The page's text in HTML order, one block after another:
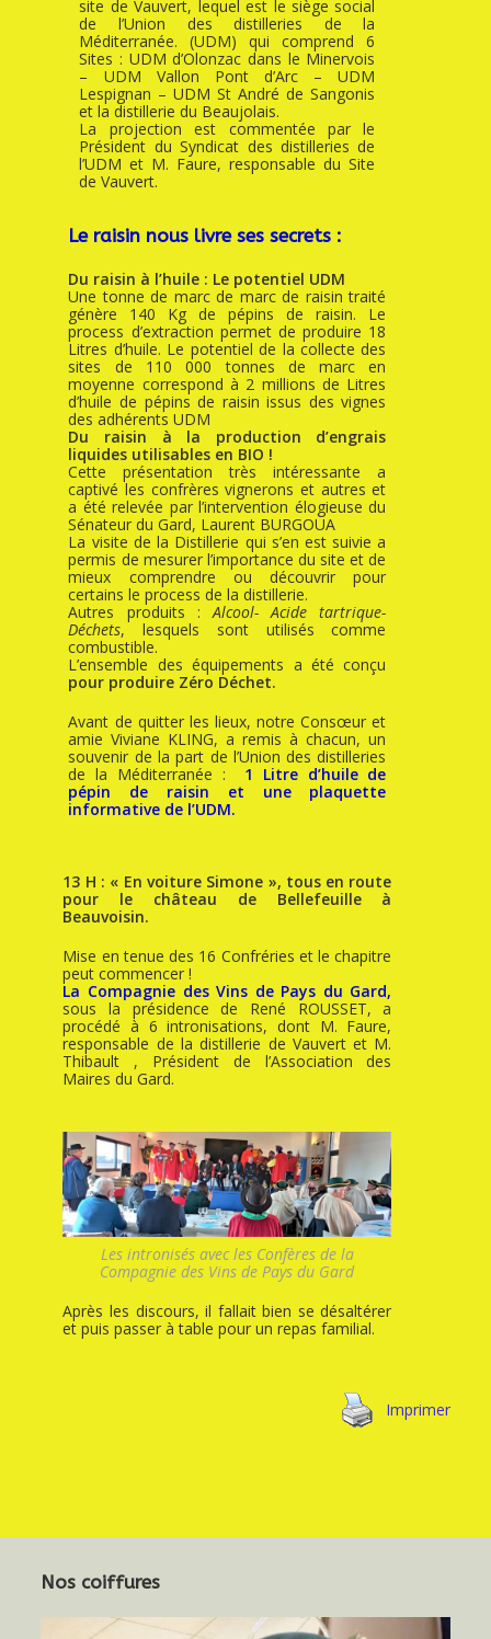
site de Vauvert, lequel est le siège social
de l’Union des distilleries de la
Méditerranée. (UDM) qui comprend 6
Sites : UDM d’Olonzac dans le Minervois
– UDM Vallon Pont d’Arc – UDM
Lespignan – UDM St André de Sangonis
et la distillerie du Beaujolais.
La projection est commentée par le
Président du Syndicat des distilleries de
l’UDM et M. Faure, responsable du Site
de Vauvert.
Le raisin nous livre ses secrets :
Du raisin à l’huile : Le potentiel UDM
Une tonne de marc de marc de raisin traité
génère 140 Kg de pépins de raisin. Le
process d’extraction permet de produire 18
Litres d’huile. Le potentiel de la collecte des
sites de 110 000 tonnes de marc en
moyenne correspond à 2 millions de Litres
d’huile de pépins de raisin issus des vignes
des adhérents UDM
Du raisin à la production d’engrais
liquides utilisables en BIO !
Cette présentation très intéressante a
captivé les confrères vignerons et autres et
a été relevée par l’intervention élogieuse du
Sénateur du Gard, Laurent BURGOUA
La visite de la Distillerie qui s’en est suivie a
permis de mesurer l’importance du site et de
mieux comprendre ou découvrir pour
certains le process de la distillerie.
Autres produits :Alcool- Acide tartrique-
Déchets, lesquels sont utilisés comme
combustible.
L’ensemble des équipements a été conçu
pour produire Zéro Déchet.
Avant de quitter les lieux, notre Consœur et
amie Viviane KLING, a remis à chacun, un
souvenir de la part de l’Union des distilleries
de la Méditerranée : 1 Litre d’huile de
pépin de raisin et une plaquette
informative de l’UDM.
13 H : « En voiture Simone », tous en route
pour le château de Bellefeuille à
Beauvoisin.
Mise en tenue des 16 Confréries et le chapitre
peut commencer !
La Compagnie des Vins de Pays du Gard,
sous la présidence de René ROUSSET, a
procédé à 6 intronisations, dont M. Faure,
responsable de la distillerie de Vauvert et M.
Thibault , Président de l’Association des
Maires du Gard.
Les intronisés avec les Confères de la
Compagnie des Vins de Pays du Gard
Après les discours, il fallait bien se désaltérer
et puis passer à table pour un repas familial.
Imprimer
Nos coiffures